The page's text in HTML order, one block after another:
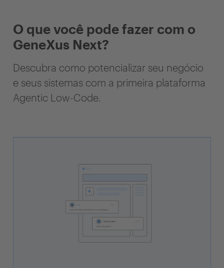
O que você pode fazer com o
GeneXus Next?
Descubra como potencializar seu negócio
e seus sistemas com a primeira plataforma
Agentic Low-Code.